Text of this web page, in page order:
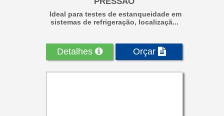
Ideal para testes de estanqueidade em
sistemas de refrigeração, localizaçã...
Detalhes Orçar